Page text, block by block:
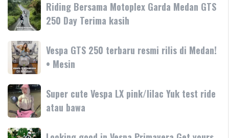
180cc
terbaru
Aprilia
SR-
GT
hadir
dengan
teknologi
fitur
Riding
Bersama
Motoplex
Garda
Medan
GTS
250
Day
Terima
kasih
Riding Bersama Motoplex Garda Medan GTS
250 Day Terima kasih
Vespa
GTS
250
terbaru
resmi
rilis
di
Medan!
Vespa GTS 250 terbaru resmi rilis di Medan!
• Mesin
Super
cute
Vespa
LX
Super cute Vespa LX pink/lilac Yuk test ride
atau bawa
Looking